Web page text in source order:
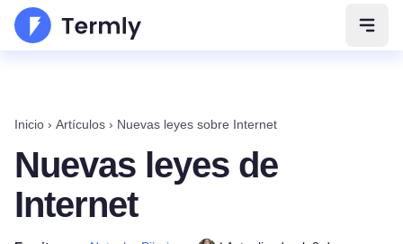
Abrir
Inicio › Artículos › Nuevas leyes sobre Internet
Nuevas leyes de
Internet